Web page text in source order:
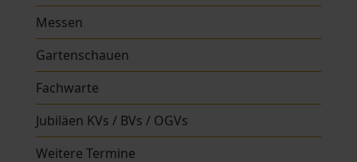
Messen
Gartenschauen
Fachwarte
Jubiläen KVs / BVs / OGVs
Weitere Termine